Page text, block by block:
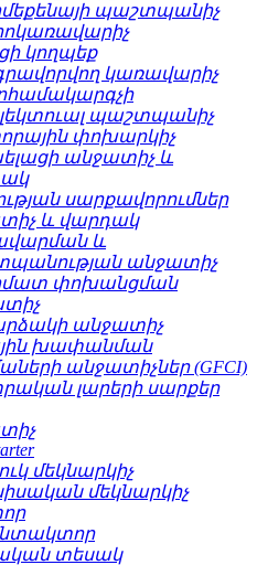
պաշտպանիչ
կողպեք
կառավարիչ
պաշտպանիչ
փոխարկիչ
անջատիչ և
սարքավորումներ
և վարդակ
և
անջատիչ
փոխանցման
անջատիչ
խափանման
անջատիչներ (GFCI)
լարերի սարքեր
մեկնարկիչ
մեկնարկիչ
տեսակ